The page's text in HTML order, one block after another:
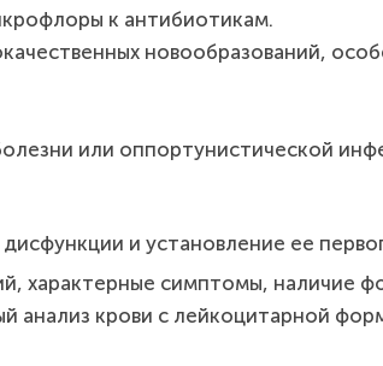
к антибиотикам.
новообразований,
или оппортунистической
и установление ее
характерные симптомы, наличие
анализ крови с лейкоцитарной